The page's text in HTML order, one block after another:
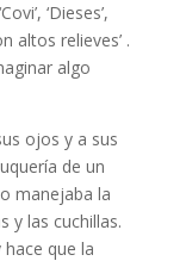
‘Dieses’,
altos relieves’ .
algo
ojos y a sus
de un
manejaba la
y las cuchillas.
que la